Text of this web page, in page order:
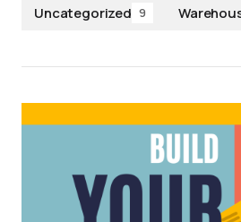
Uncategorized 9